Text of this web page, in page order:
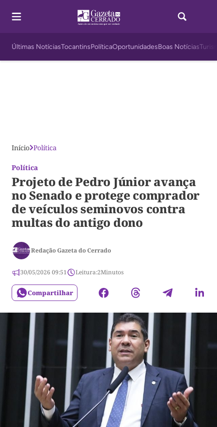
Últimas NotíciasTocantinsPolíticaOportunidadesBoas Notícias
Início Política
Política
Projeto de Pedro Júnior avança
no Senado e protege comprador
de veículos seminovos contra
multas do antigo dono
Redação Gazeta do Cerrado
30/05/2026 09:51 Leitura:2Minutos
Compartilhar